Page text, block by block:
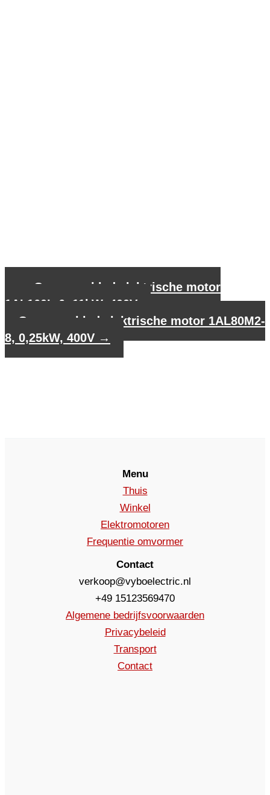
Gegevensblad elektrische motor
1AL160L-6, 11kW, 400V
Gegevensblad elektrische motor 1AL80M2-
8, 0,25kW, 400V →
Menu
Thuis
Winkel
Elektromotoren
Frequentie omvormer
Contact
verkoop@vyboelectric.nl
+49 15123569470
Algemene bedrijfsvoorwaarden
Privacybeleid
Transport
Contact